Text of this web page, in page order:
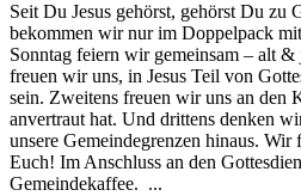
Seit Du Jesus gehörst, gehörst Du zu
bekommen wir nur im Doppelpack
Sonntag feiern wir gemeinsam – alt &
freuen wir uns, in Jesus Teil von
sein. Zweitens freuen wir uns an den
anvertraut hat. Und drittens denken
unsere Gemeindegrenzen hinaus.
Euch! Im Anschluss an den
Gemeindekaffee. ...